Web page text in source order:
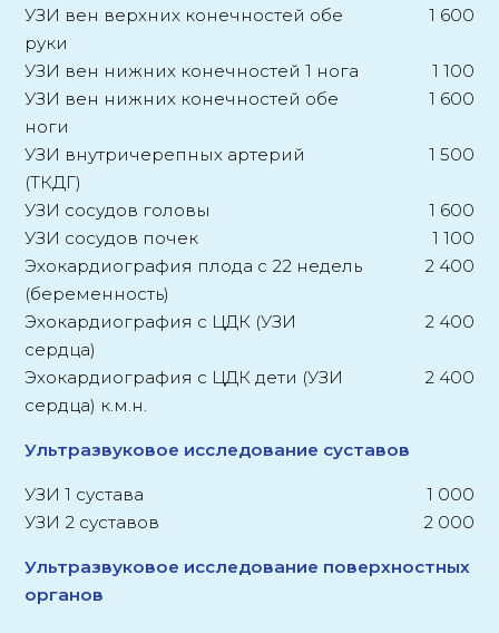
УЗИ вен верхних конечностей обе
руки
1 600
УЗИ вен нижних конечностей 1 нога
1 100
УЗИ вен нижних конечностей обе
ноги
1 600
УЗИ внутричерепных артерий
(ТКДГ)
1 500
УЗИ сосудов головы
1 600
УЗИ сосудов почек
1 100
Эхокардиография плода с 22 недель
(беременность)
2 400
Эхокардиография с ЦДК (УЗИ
сердца)
2 400
Эхокардиография с ЦДК дети (УЗИ
сердца) к.м.н.
2 400
Ультразвуковое исследование суставов
УЗИ 1 сустава
1 000
УЗИ 2 суставов
2 000
Ультразвуковое исследование поверхностных
органов